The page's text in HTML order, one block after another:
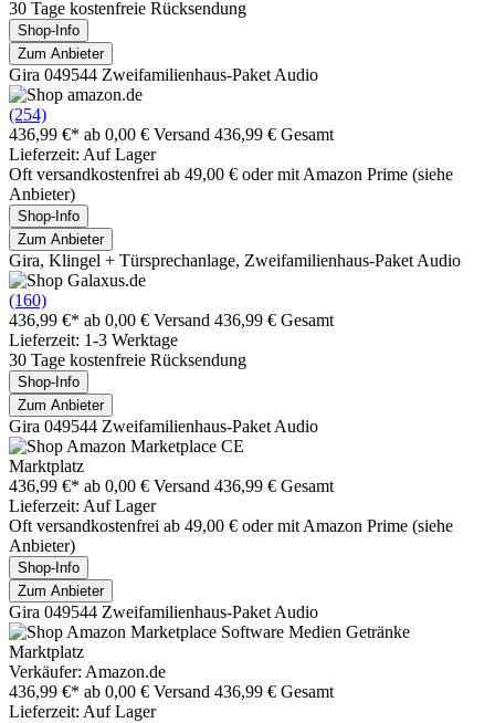
30 Tage kostenfreie Rücksendung
Shop-Info
Zum Anbieter
Gira 049544 Zweifamilienhaus-Paket Audio
(254)
436,99 €* ab 0,00 € Versand 436,99 € Gesamt
Lieferzeit: Auf Lager
Oft versandkostenfrei ab 49,00 € oder mit Amazon Prime (siehe
Anbieter)
Shop-Info
Zum Anbieter
Gira, Klingel + Türsprechanlage, Zweifamilienhaus-Paket Audio
(160)
436,99 €* ab 0,00 € Versand 436,99 € Gesamt
Lieferzeit: 1-3 Werktage
30 Tage kostenfreie Rücksendung
Shop-Info
Zum Anbieter
Gira 049544 Zweifamilienhaus-Paket Audio
Marktplatz
436,99 €* ab 0,00 € Versand 436,99 € Gesamt
Lieferzeit: Auf Lager
Oft versandkostenfrei ab 49,00 € oder mit Amazon Prime (siehe
Anbieter)
Shop-Info
Zum Anbieter
Gira 049544 Zweifamilienhaus-Paket Audio
Marktplatz
Verkäufer: Amazon.de
436,99 €* ab 0,00 € Versand 436,99 € Gesamt
Lieferzeit: Auf Lager